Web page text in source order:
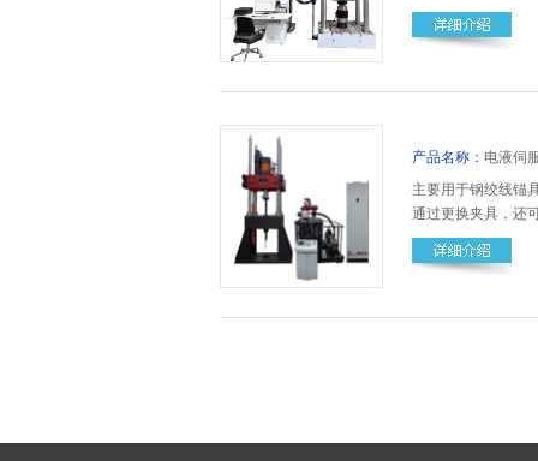
情：021-
产品名称： 电液伺服钢绞
主要用于钢绞线锚
通过更换夹具，还